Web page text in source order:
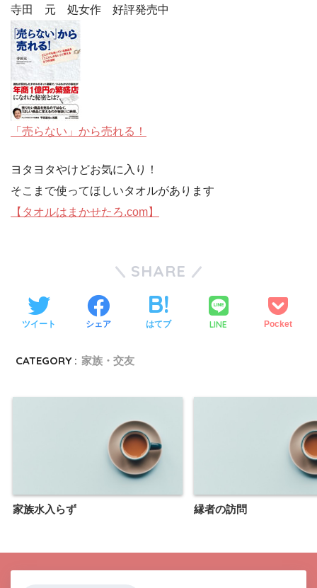
寺田 元 処女作 好評発売中
「売らない」から売れる！
ヨタヨタやけどお気に入り！
そこまで使ってほしいタオルがあります
【タオルはまかせたろ.com】
SHARE
ツイート シェア はてブ LINE Pocket
CATEGORY : 家族・交友
家族水入らず 縁者の訪問